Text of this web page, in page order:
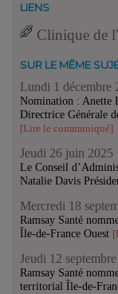
LIENS
Clinique de
SUR LE MÊME
Lundi 1 décembre
Nomination : Anette
Directrice Générale
[Lire le communiqué]
Jeudi 26 juin 2025
Le Conseil
Natalie Davis
Mercredi 18
Ramsay Santé
Île-de-France Ouest
Jeudi 12
Ramsay Santé
territorial Île-de-